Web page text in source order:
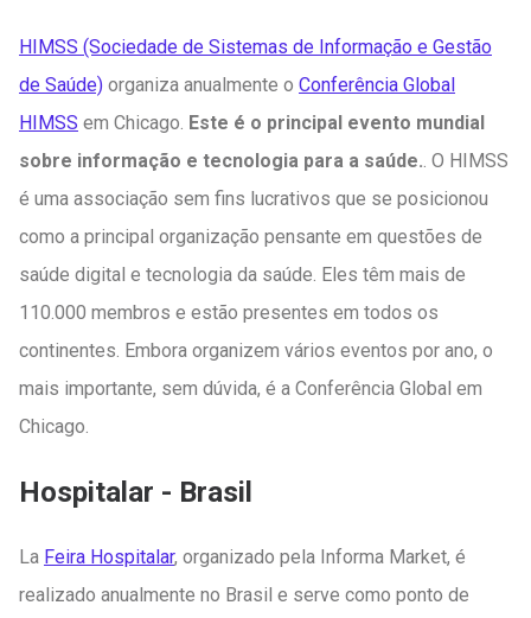
HIMSS (Sociedade de Sistemas de Informação e Gestão
de Saúde) organiza anualmente o Conferência Global
HIMSS em Chicago. Este é o principal evento mundial
sobre informação e tecnologia para a saúde.. O HIMSS
é uma associação sem fins lucrativos que se posicionou
como a principal organização pensante em questões de
saúde digital e tecnologia da saúde. Eles têm mais de
110.000 membros e estão presentes em todos os
continentes. Embora organizem vários eventos por ano, o
mais importante, sem dúvida, é a Conferência Global em
Chicago.
Hospitalar - Brasil
La Feira Hospitalar, organizado pela Informa Market, é
realizado anualmente no Brasil e serve como ponto de